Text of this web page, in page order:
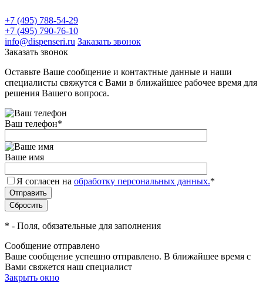
+7 (495) 788-54-29
+7 (495) 790-76-10
info@dispenseri.ru Заказать звонок
Заказать звонок
Оставьте Ваше сообщение и контактные данные и наши
специалисты свяжутся с Вами в ближайшее рабочее время для
решения Вашего вопроса.
Ваш телефон*
Ваше имя
Я согласен на обработку персональных данных.*
* - Поля, обязательные для заполнения
Сообщение отправлено
Ваше сообщение успешно отправлено. В ближайшее время с
Вами свяжется наш специалист
Закрыть окно